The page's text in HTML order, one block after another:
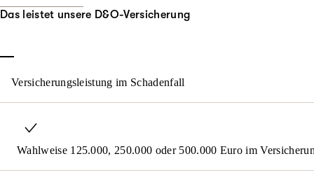
Das leistet unsere D&O-Versicherung
Versicherungsleistung im Schadenfall
Wahlweise 125.000, 250.000 oder 500.000 Euro im